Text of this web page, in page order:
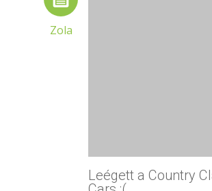
Zola
Leégett a Country